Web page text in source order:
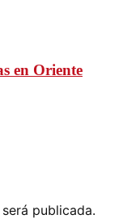
en Oriente
publicada.